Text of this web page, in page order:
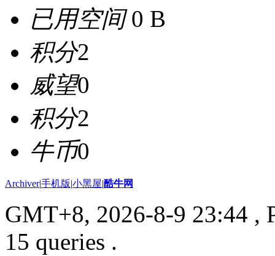
已用空间0 B
积分2
威望0
积分2
牛币0
Archiver|手机版|小黑屋|酷牛网
GMT+8, 2026-8-9 23:44 ,
15 queries .